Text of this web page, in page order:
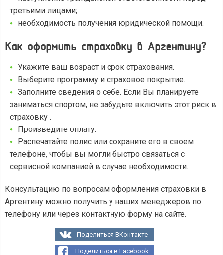
третьими лицами;
необходимость получения юридической помощи.
Как оформить страховку в Аргентину?
Укажите ваш возраст и срок страхования.
Выберите программу и страховое покрытие.
Заполните сведения о себе. Если Вы планируете
заниматься спортом, не забудьте включить этот риск в
страховку .
Произведите оплату.
Распечатайте полис или сохраните его в своем
телефоне, чтобы вы могли быстро связаться с
сервисной компанией в случае необходимости.
Консультацию по вопросам оформления страховки в
Аргентину можно получить у наших менеджеров по
телефону или через контактную форму на сайте.
Поделиться ВКонтакте
Поделиться в Facebook